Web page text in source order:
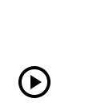
play_circle